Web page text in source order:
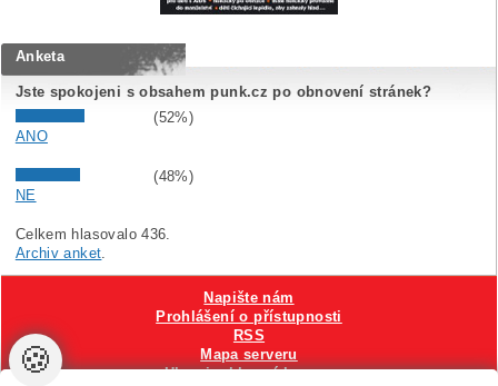
Anketa
Jste spokojeni s obsahem punk.cz po obnovení stránek?
(52%)
ANO
(48%)
NE
Celkem hlasovalo 436.
Archiv anket.
Napište nám
Prohlášení o přístupnosti
RSS
Mapa serveru
Hlavni reklamní banner
🍪